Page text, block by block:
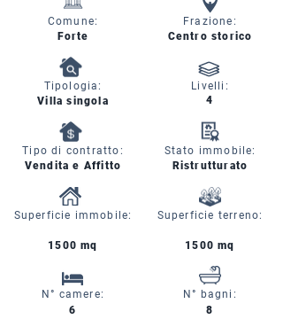
Comune:
Forte
Frazione:
Centro storico
Tipologia:
Villa singola
Tipo di contratto:
Vendita e Affitto
Livelli:
4
Stato immobile:
Ristrutturato
Superficie immobile: Superficie terreno:
1500 mq
N° camere:
6
1500 mq
N° bagni:
8